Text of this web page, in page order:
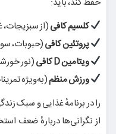
کلسیم کافی(از
پروتئین کافی(حبوبات،
ویتامین D کافی
(نور
ورزش منظم(به‌ویژه
را در برنامهٔ غذایی و سبک
از نگرانی‌ها دربارهٔ ضعف